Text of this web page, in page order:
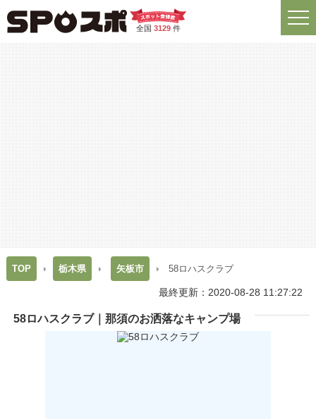
全国 3129件
TOP 栃木県 矢板市 58ロハスクラブ
最終更新：2020-08-28 11:27:22
58ロハスクラブ｜那須のお洒落なキャンプ場